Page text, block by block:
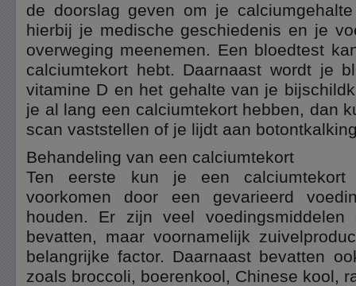
de doorslag geven om je
hierbij je medische geschiedenis en je
overweging meenemen. Een bloedtest
calciumtekort hebt. Daarnaast wordt je
vitamine D en het gehalte van je
je al lang een calciumtekort hebben, dan
scan vaststellen of je lijdt aan
Behandeling van een calciumtekort
Ten eerste kun je een
voorkomen door een gevarieerd
houden. Er zijn veel voedingsmiddelen
bevatten, maar voornamelijk
belangrijke factor. Daarnaast bevatten
zoals broccoli, boerenkool, Chinese kool,